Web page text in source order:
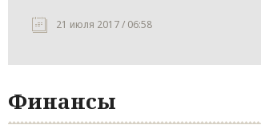
21 июля 2017 / 06:58
Финансы